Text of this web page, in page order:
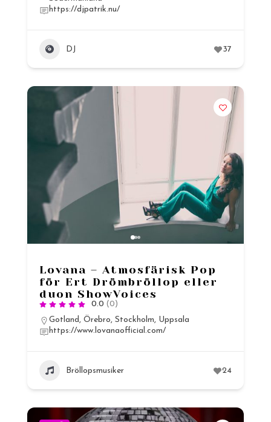
https://djpatrik.nu/
DJ 37
Lovana – Atmosfärisk Pop
för Ert Drömbröllop eller
duon ShowVoices
0.0 (0)
Gotland, Örebro, Stockholm, Uppsala
https://www.lovanaofficial.com/
Bröllopsmusiker 24